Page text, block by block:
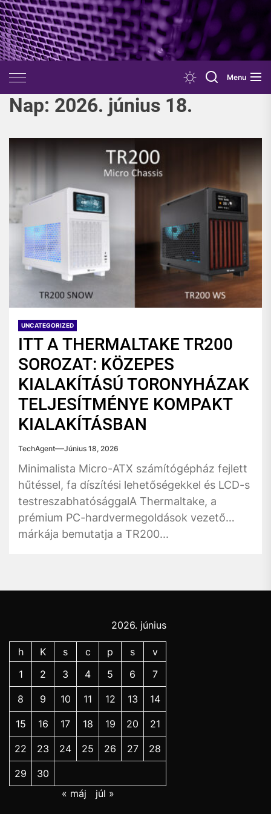
Skip
to
the
content
Menu
Nap: 2026. június 18.
UNCATEGORIZED
ITT A THERMALTAKE TR200
SOROZAT: KÖZEPES
KIALAKÍTÁSÚ TORONYHÁZAK
TELJESÍTMÉNYE KOMPAKT
KIALAKÍTÁSBAN
TechAgent Június 18, 2026
Minimalista Micro-ATX számítógépház fejlett
hűtéssel, fa díszítési lehetőségekkel és LCD-s
testreszabhatósággalA Thermaltake, a
prémium PC-hardvermegoldások vezető
márkája bemutatja a TR200...
2026. június
h K s c p s
v
1
2 3 4 5 6 7
8 9 10 11 12 13 14
15 16 17 18 19 20 21
22 23 24 25 26 27 28
29
30
« máj
júl »